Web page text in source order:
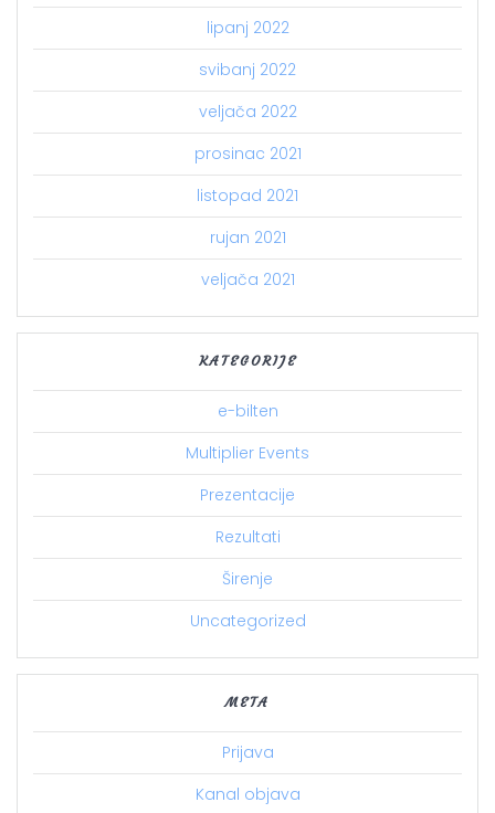
lipanj 2022
svibanj 2022
veljača 2022
prosinac 2021
listopad 2021
rujan 2021
veljača 2021
KATEGORIJE
e-bilten
Multiplier Events
Prezentacije
Rezultati
Širenje
Uncategorized
META
Prijava
Kanal objava